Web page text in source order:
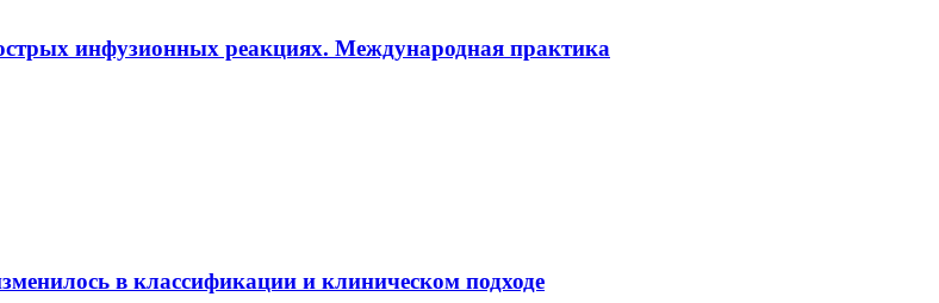
инфузионных реакциях. Международная практика
в классификации и клиническом подходе